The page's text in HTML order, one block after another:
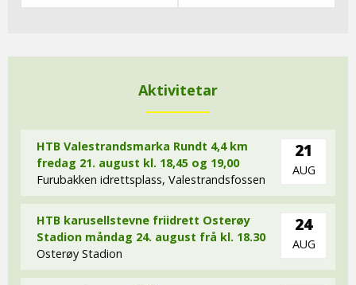
Aktivitetar
HTB Valestrandsmarka Rundt 4,4 km
fredag 21. august kl. 18,45 og 19,00
Furubakken idrettsplass, Valestrandsfossen
21
AUG
HTB karusellstevne friidrett Osterøy
Stadion måndag 24. august frå kl. 18.30
Osterøy Stadion
24
AUG